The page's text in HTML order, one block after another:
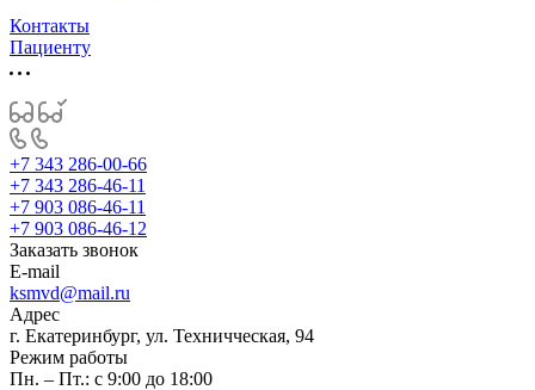
Контакты
Пациенту
+7 343 286-00-66
+7 343 286-46-11
+7 903 086-46-11
+7 903 086-46-12
Заказать звонок
E-mail
ksmvd@mail.ru
Адрес
г. Екатеринбург, ул. Техничческая, 94
Режим работы
Пн. – Пт.: с 9:00 до 18:00